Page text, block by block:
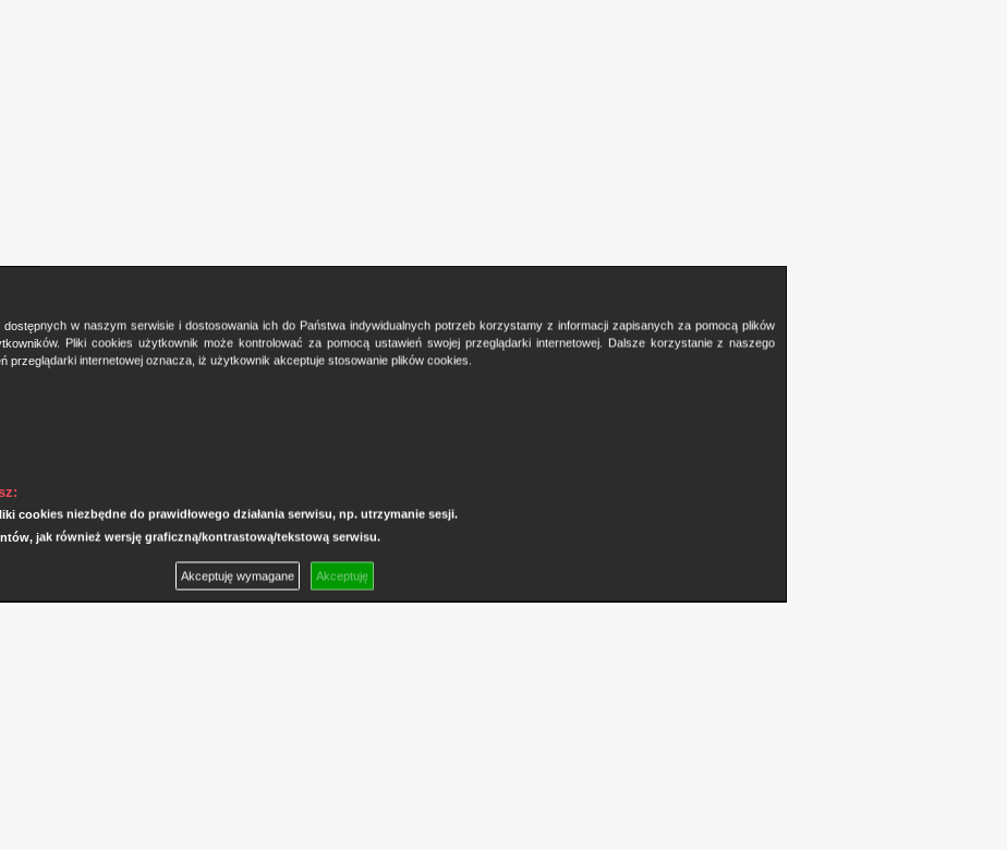
w naszym serwisie i dostosowania ich do Państwa indywidualnych potrzeb korzystamy z informacji zapisanych za pomocą plików
Pliki cookies użytkownik może kontrolować za pomocą ustawień swojej przeglądarki internetowej. Dalsze korzystanie z naszego
przeglądarki internetowej oznacza, iż użytkownik akceptuje stosowanie plików cookies.
cookies niezbędne do prawidłowego działania serwisu, np. utrzymanie sesji.
jak również wersję graficzną/kontrastową/tekstową serwisu.
Akceptuję wymagane Akceptuję